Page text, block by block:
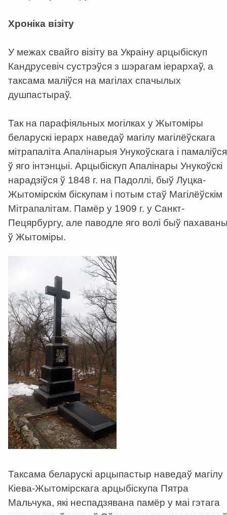
Хроніка візіту
У межах свайго візіту ва Украіну арцыбіскуп
Кандрусевіч сустрэўся з шэрагам іерархаў, а
таксама маліўся на магілах спачылых
душпастыраў.
Так на парафіяльных могілках у Жытоміры
беларускі іерарх наведаў магілу магілёўскага
мітрапаліта Апалінарыя Унукоўскага і памаліўся
ў яго інтэнцыі. Арцыбіскуп Апалінары Унукоўскі
нарадзіўся ў 1848 г. на Падоллі, быў Луцка-
Жытомірскім біскупам і потым стаў Магілёўскім
Мітрапалітам. Памёр у 1909 г. у Санкт-
Пецярбургу, але паводле яго волі быў
ў Жытоміры.
Таксама беларускі арцыпастыр наведаў магілу
Кіева-Жытомірскага арцыбіскупа Пятра
Мальчука, які неспадзявана памёр у маі гэтага